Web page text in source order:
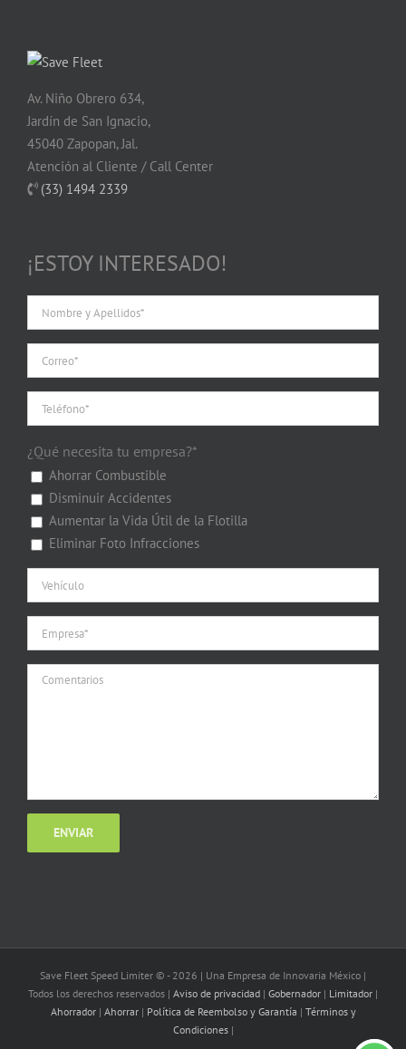
Av. Niño Obrero 634,
Jardín de San Ignacio,
45040 Zapopan, Jal.
Atención al Cliente / Call Center
(33) 1494 2339
¡ESTOY INTERESADO!
¿Qué necesita tu empresa?*
Ahorrar Combustible
Disminuir Accidentes
Aumentar la Vida Útil de la Flotilla
Eliminar Foto Infracciones
Save Fleet Speed Limiter © - 2026 | Una Empresa de Innovaria México |
Todos los derechos reservados | Aviso de privacidad | Gobernador | Limitador |
Ahorrador| Ahorrar| Política de Reembolso y Garantía | Términos y
Condiciones|